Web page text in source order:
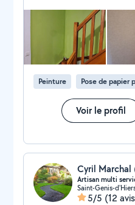
Peinture Pose de papier
Voir le profil
Cyril Marchal
Artisan multi
5/5 (12